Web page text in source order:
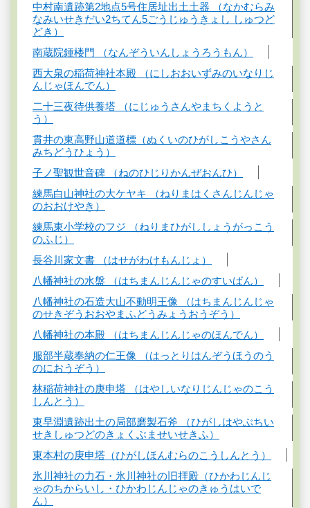
中村南遺跡第2地点5号住居址出土土器 （なかむらみ
なみいせきだい2ちてん5ごうじゅうきょし しゅつど
どき）
南蔵院鍾楼門 （なんぞういんしょうろうもん）
西大泉の稲荷神社本殿 （にしおおいずみのいなりじ
んじゃほんでん）
二十三夜待供養塔 （にじゅうさんやまちくようと
う）
貫井の東高野山道道標（ぬくいのひがしこうやさん
みちどうひょう）
子ノ聖観世音碑 （ねのひじりかんぜおんひ）
練馬白山神社の大ケヤキ （ねりまはくさんじんじゃ
のおおけやき）
練馬東小学校のフジ （ねりまひがししょうがっこう
のふじ）
長谷川家文書 （はせがわけもんじょ）
八幡神社の水盤 （はちまんじんじゃのすいばん）
八幡神社の石造大山不動明王像 （はちまんじんじゃ
のせきぞうおおやまふどうみょうおうぞう）
八幡神社の本殿 （はちまんじんじゃのほんでん）
服部半蔵奉納の仁王像 （はっとりはんぞうほうのう
のにおうぞう）
林稲荷神社の庚申塔 （はやしいなりじんじゃのこう
しんとう）
東早淵遺跡出土の局部磨製石斧 （ひがしはやぶちい
せきしゅつどのきょくぶませいせきふ）
東本村の庚申塔（ひがしほんむらのこうしんとう）
氷川神社の力石・氷川神社の旧拝殿（ひかわじんじ
ゃのちからいし・ひかわじんじゃのきゅうはいで
ん）